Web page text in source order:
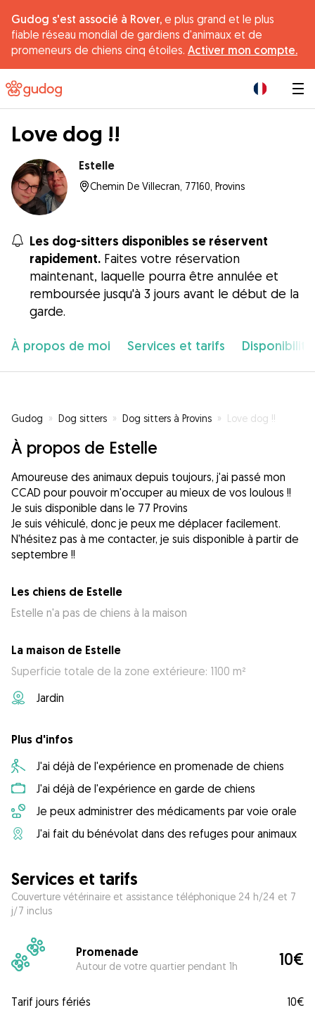
Gudog s'est associé à Rover, e plus grand et le plus
fiable réseau mondial de gardiens d'animaux et de
promeneurs de chiens cinq étoiles. Activer mon compte.
Love dog !!
Estelle
Chemin De Villecran, 77160, Provins
Les dog-sitters disponibles se réservent
rapidement. Faites votre réservation
maintenant, laquelle pourra être annulée et
remboursée jusqu'à 3 jours avant le début de la
garde.
À propos de moi Services et tarifs Disponibilité
Gudog » Dog sitters » Dog sitters à Provins » Love dog !!
À propos de Estelle
Amoureuse des animaux depuis toujours, j'ai passé mon
CCAD pour pouvoir m'occuper au mieux de vos loulous !!
Je suis disponible dans le 77 Provins
Je suis véhiculé, donc je peux me déplacer facilement.
N'hésitez pas à me contacter, je suis disponible à partir de
septembre !!
Les chiens de Estelle
Estelle n'a pas de chiens à la maison
La maison de Estelle
Superficie totale de la zone extérieure: 1100 m²
Jardin
Plus d'infos
J'ai déjà de l'expérience en promenade de chiens
J'ai déjà de l'expérience en garde de chiens
Je peux administrer des médicaments par voie orale
J'ai fait du bénévolat dans des refuges pour animaux
Services et tarifs
Couverture vétérinaire et assistance téléphonique 24 h/24 et 7
j/7 inclus
Promenade
Autour de votre quartier pendant 1h 10€
Tarif jours fériés
10€